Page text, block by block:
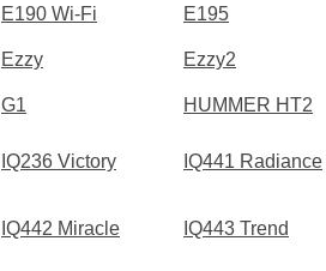
E190 Wi-Fi E195
Ezzy Ezzy2
G1 HUMMER HT2
IQ236 Victory IQ441 Radiance
IQ442 Miracle IQ443 Trend